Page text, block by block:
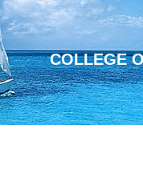
COLLEGE